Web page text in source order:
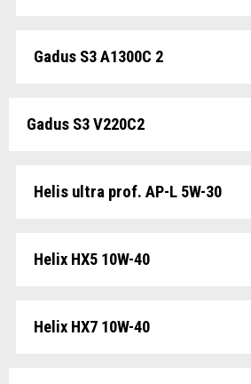
Gadus S3 A1300C 2
Gadus S3 V220C2
Helis ultra prof. AP-L 5W-30
Helix HX5 10W-40
Helix HX7 10W-40